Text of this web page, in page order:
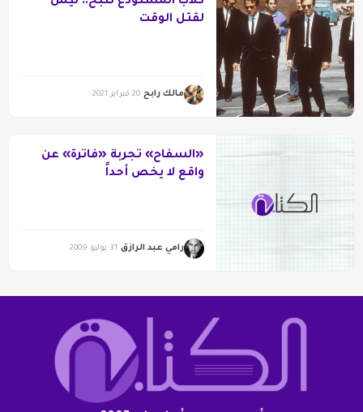
لقتل الوقت
مالك رابح 20 فبراير 2021
«السفاح» تجربة «فاترة» عن
واقع لا يخص أحداً
رامي عبد الرازق 31 يوليو 2009